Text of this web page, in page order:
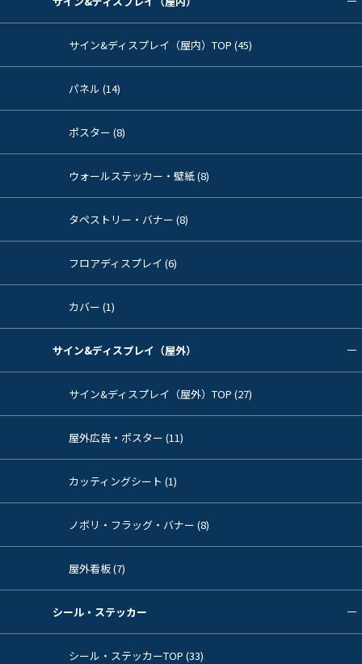
サイン&ディスプレイ（屋内）TOP (45)
パネル (14)
ポスター (8)
ウォールステッカー・壁紙 (8)
タペストリー・バナー (8)
フロアディスプレイ (6)
カバー (1)
サイン&ディスプレイ（屋外）
サイン&ディスプレイ（屋外）TOP (27)
屋外広告・ポスター (11)
カッティングシート (1)
ノボリ・フラッグ・バナー (8)
屋外看板 (7)
シール・ステッカー
シール・ステッカーTOP (33)